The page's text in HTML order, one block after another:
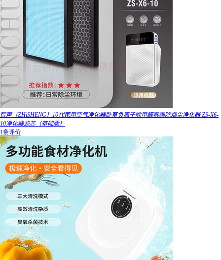
智声（ZHiSHENG）10代家用空气净化器卧室负离子除甲醛雾霾除烟尘净化器 ZS-X6-
10净化器滤芯（基础版）
1条评价